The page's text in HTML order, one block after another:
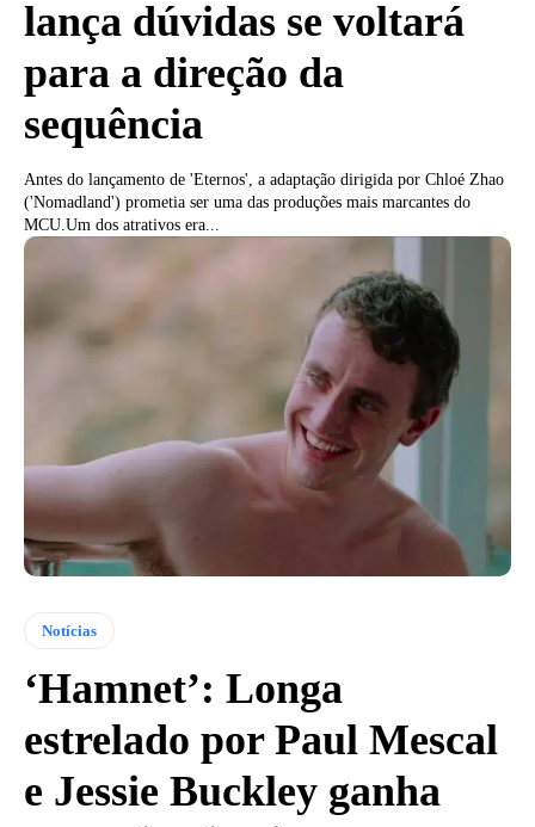
lança dúvidas se voltará
para a direção da
sequência
Antes do lançamento de 'Eternos', a adaptação dirigida por Chloé Zhao
('Nomadland') prometia ser uma das produções mais marcantes do
MCU.Um dos atrativos era...
Notícias
‘Hamnet’: Longa
estrelado por Paul Mescal
e Jessie Buckley ganha